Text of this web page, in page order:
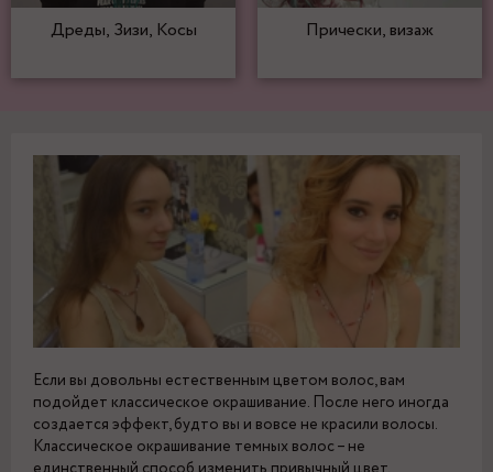
Дреды, Зизи, Косы Прически, визаж
Если вы довольны естественным цветом волос, вам
подойдет классическое окрашивание. После него иногда
создается эффект, будто вы и вовсе не красили волосы.
Классическое окрашивание темных волос – не